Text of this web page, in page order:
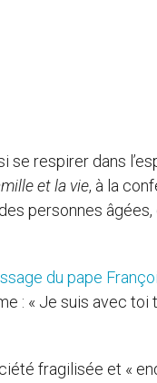
se respirer dans
et la vie, à la
personnes âgées,
du pape
: « Je suis avec toi
fragilisée et «